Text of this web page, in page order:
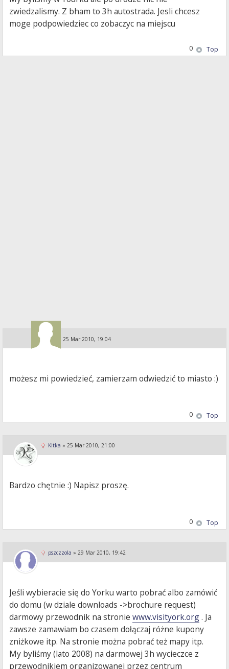
zwiedzalismy. Z bham to 3h autostrada. Jesli chcesz
moge podpowiedziec co zobaczyc na miejscu
Top
0
Guest 25 Mar 2010, 19:04
możesz mi powiedzieć, zamierzam odwiedzić to miasto :)
Top
0
Kitka » 25 Mar 2010, 21:00
Bardzo chętnie :) Napisz proszę.
Top
0
pszczzola » 29 Mar 2010, 19:42
Jeśli wybieracie się do Yorku warto pobrać albo zamówić
do domu (w dziale downloads ->brochure request)
darmowy przewodnik na stroniewww.visityork.org. Ja
zawsze zamawiam bo czasem dołączaj różne kupony
zniżkowe itp. Na stronie można pobrać też mapy itp.
My byliśmy (lato 2008) na darmowej 3h wycieczce z
przewodnikiem organizowanej przez centrum